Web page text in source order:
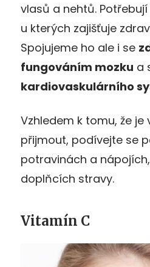
vlasů a nehtů. Potřebují
u kterých zajišťuje
Spojujeme ho ale i se
fungováním mozku a
kardiovaskulárního
Vzhledem k tomu, že
přijmout, podívejte se
potravinách a
doplňcích stravy.
Vitamín C